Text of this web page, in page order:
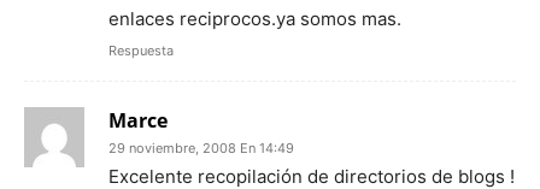
enlaces reciprocos.ya somos mas.
Respuesta
Marce
29 noviembre, 2008 En 14:49
Excelente recopilación de directorios de blogs !